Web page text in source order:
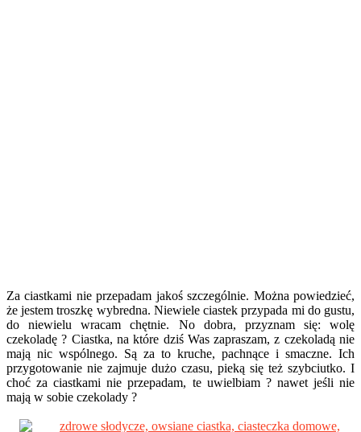
Za ciastkami nie przepadam jakoś szczególnie. Można powiedzieć,
że jestem troszkę wybredna. Niewiele ciastek przypada mi do gustu,
do niewielu wracam chętnie. No dobra, przyznam się: wolę
czekoladę ? Ciastka, na które dziś Was zapraszam, z czekoladą nie
mają nic wspólnego. Są za to kruche, pachnące i smaczne. Ich
przygotowanie nie zajmuje dużo czasu, pieką się też szybciutko. I
choć za ciastkami nie przepadam, te uwielbiam ? nawet jeśli nie
mają w sobie czekolady ?